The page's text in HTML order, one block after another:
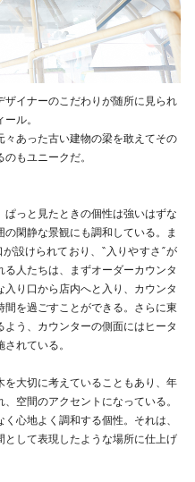
イナーのこだわりが随所に見られ
ル。
あった古い建物の梁を敢えてその
もユニークだ。
っと見たときの個性は強いはずな
閑静な景観にも調和している。ま
設けられており、“入りやすさ”が
人たちは、まずオーダーカウンタ
り口から店内へと入り、カウンタ
を過ごすことができる。さらに東
う、カウンターの側面にはヒータ
れている。
大切に考えていることもあり、年
空間のアクセントになっている。
心地よく調和する個性。それは、
して表現したような場所に仕上げ